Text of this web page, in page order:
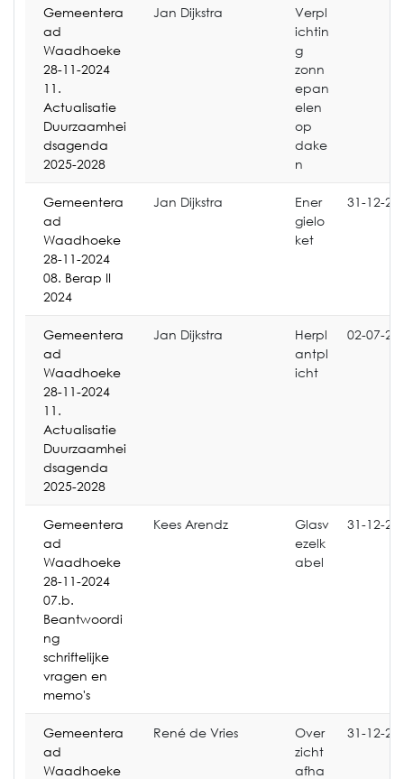
Gemeentera
ad
Waadhoeke
28-11-2024
11.
Actualisatie
Duurzaamhei
dsagenda
2025-2028
Jan Dijkstra
Verpl
ichtin
g
zonn
epan
elen
op
dake
n
Gemeentera
ad
Waadhoeke
28-11-2024
08. Berap II
2024
Jan Dijkstra
Ener
gielo
ket
31-12-
Gemeentera
ad
Waadhoeke
28-11-2024
11.
Actualisatie
Duurzaamhei
dsagenda
2025-2028
Jan Dijkstra
Herpl
antpl
icht
02-07-
Gemeentera
ad
Waadhoeke
28-11-2024
07.b.
Beantwoordi
ng
schriftelijke
vragen en
memo's
Kees Arendz
Glasv
ezelk
abel
31-12-
Gemeentera
ad
Waadhoeke
René de Vries
Over
zicht
afha
31-12-